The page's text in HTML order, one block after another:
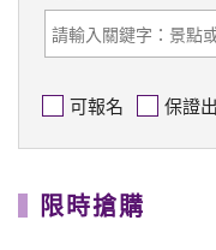
迎福．美國村海景